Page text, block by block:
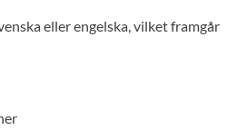
eller engelska, vilket framgår